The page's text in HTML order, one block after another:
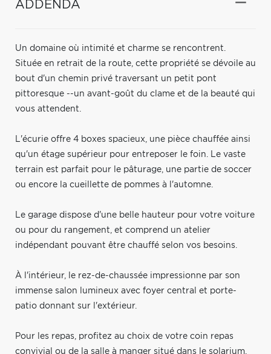
ADDENDA
Un domaine où intimité et charme se rencontrent.
Située en retrait de la route, cette propriété se dévoile au
bout d'un chemin privé traversant un petit pont
pittoresque --un avant-goût du clame et de la beauté qui
vous attendent.
L'écurie offre 4 boxes spacieux, une pièce chauffée ainsi
qu'un étage supérieur pour entreposer le foin. Le vaste
terrain est parfait pour le pâturage, une partie de soccer
ou encore la cueillette de pommes à l'automne.
Le garage dispose d'une belle hauteur pour votre voiture
ou pour du rangement, et comprend un atelier
indépendant pouvant être chauffé selon vos besoins.
À l'intérieur, le rez-de-chaussée impressionne par son
immense salon lumineux avec foyer central et porte-
patio donnant sur l'extérieur.
Pour les repas, profitez au choix de votre coin repas
convivial ou de la salle à manger situé dans le solarium,